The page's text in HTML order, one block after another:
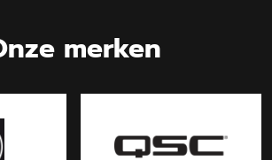
merken